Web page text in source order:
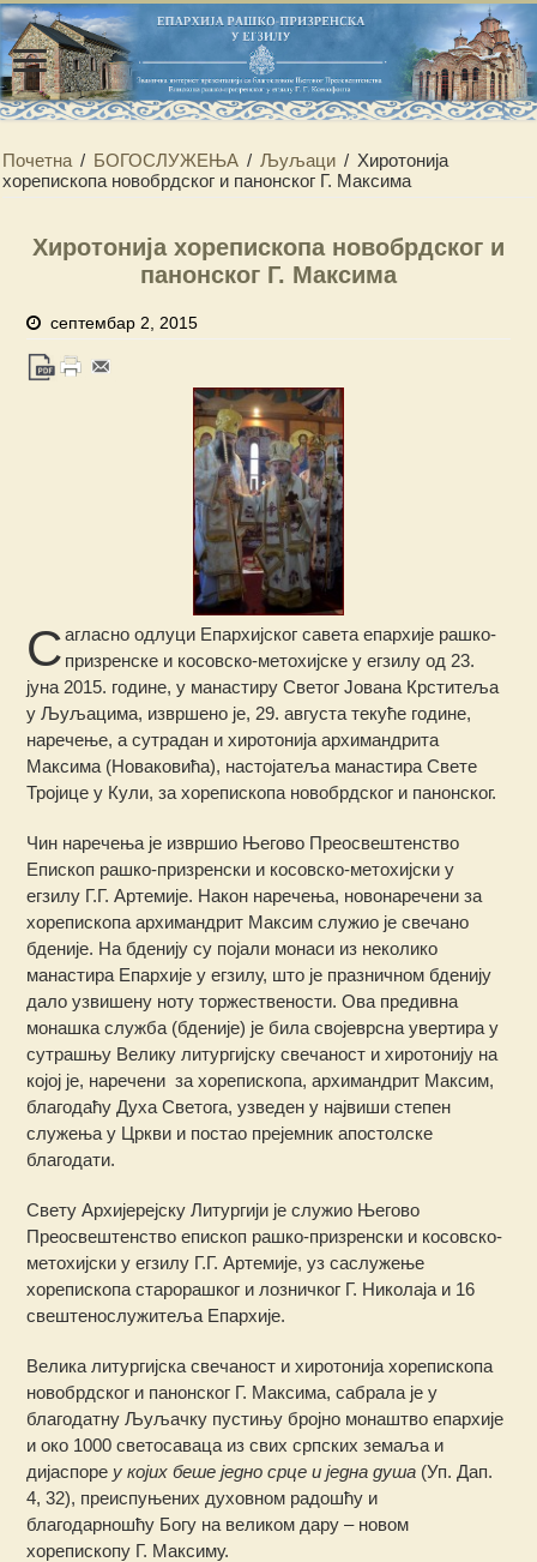
Почетна / БОГОСЛУЖЕЊА / Љуљаци / Хиротонија
хорепископа новобрдског и панонског Г. Максима
Хиротонија хорепископа новобрдског и
панонског Г. Максима
септембар 2, 2015
Сагласно одлуци Епархијског савета епархије рашко-
призренске и косовско-метохијске у егзилу од 23.
јуна 2015. године, у манастиру Светог Јована Крститеља
у Љуљацима, извршено је, 29. августа текуће године,
наречење, а сутрадан и хиротонија архимандрита
Максима (Новаковића), настојатеља манастира Свете
Тројице у Кули, за хорепископа новобрдског и панонског.
Чин наречења је извршио Његово Преосвештенство
Епископ рашко-призренски и косовско-метохијски у
егзилу Г.Г. Артемије. Након наречења, новонаречени за
хорепископа архимандрит Максим служио је свечано
бденије. На бденију су појали монаси из неколико
манастира Епархије у егзилу, што је празничном бденију
дало узвишену ноту торжествености. Ова предивна
монашка служба (бденије) је била својеврсна увертира у
сутрашњу Велику литургијску свечаност и хиротонију на
којој је, наречени за хорепископа, архимандрит Максим,
благодаћу Духа Светога, узведен у највиши степен
служења у Цркви и постао прејемник апостолске
благодати.
Свету Архијерејску Литургији је служио Његово
Преосвештенство епископ рашко-призренски и косовско-
метохијски у егзилу Г.Г. Артемије, уз саслужење
хорепископа старорашког и лозничког Г. Николаја и 16
свештенослужитеља Епархије.
Велика литургијска свечаност и хиротонија хорепископа
новобрдског и панонског Г. Максима, сабрала је у
благодатну Љуљачку пустињу бројно монаштво епархије
и око 1000 светосаваца из свих српских земаља и
дијаспоре у којих беше једно срце и једна душа (Уп. Дап.
4, 32), преиспуњених духовном радошћу и
благодарношћу Богу на великом дару – новом
хорепископу Г. Максиму.